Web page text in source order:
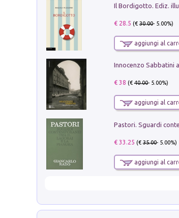
Il Bordigotto. Ediz.
€ 28.5 (€30.00- 5.00%)
aggiungi al
Innocenzo Sabbatini
€ 38 (€40.00- 5.00%)
aggiungi al
€ 33.25 (€35.00- 5.00%)
aggiungi al